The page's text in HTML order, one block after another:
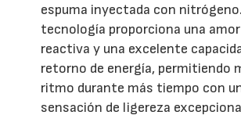
espuma inyectada con
tecnología proporciona una
reactiva y una excelente
retorno de energía, permitiendo
ritmo durante más tiempo con
sensación de ligereza